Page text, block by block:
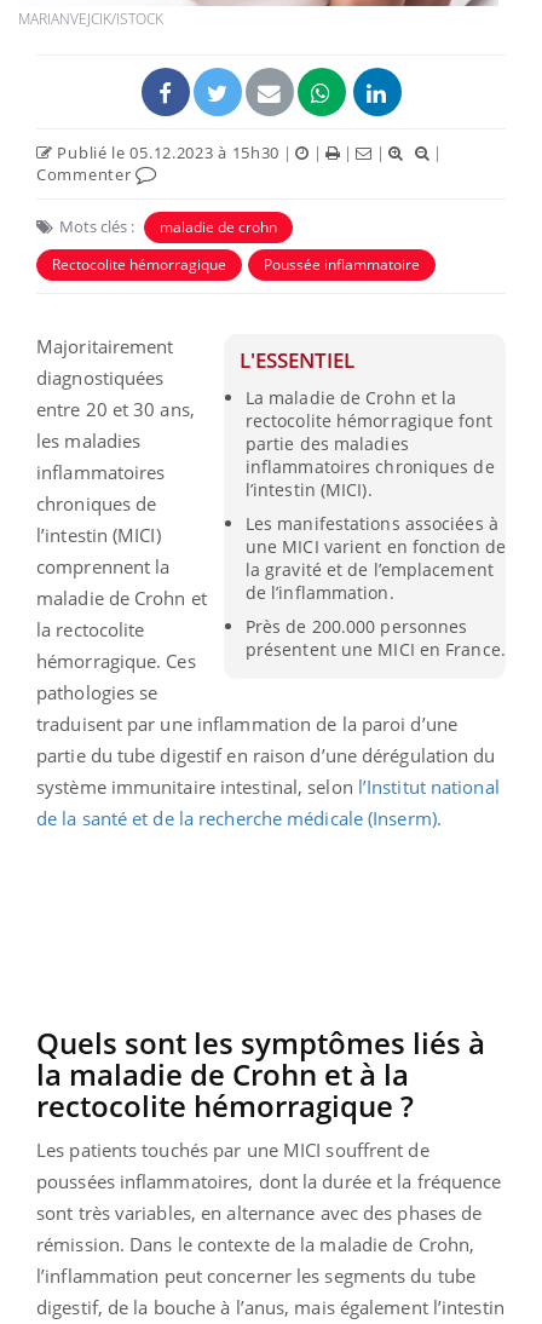
MARIANVEJCIK/ISTOCK
Publié le 05.12.2023 à 15h30 | | | |
|
Commenter
Mots clés :
maladie de crohn
Rectocolite hémorragique
Poussée inflammatoire
L'ESSENTIEL
La maladie de Crohn et la
rectocolite hémorragique font
partie des maladies
inflammatoires chroniques de
l’intestin (MICI).
Les manifestations associées à
une MICI varient en fonction de
la gravité et de l’emplacement
de l’inflammation.
Près de 200.000 personnes
présentent une MICI en France.
Majoritairement
diagnostiquées
entre 20 et 30 ans,
les maladies
inflammatoires
chroniques de
l’intestin (MICI)
comprennent la
maladie de Crohn et
la rectocolite
hémorragique. Ces
pathologies se
traduisent par une inflammation de la paroi d’une
partie du tube digestif en raison d’une dérégulation du
système immunitaire intestinal, selon l’Institut national
de la santé et de la recherche médicale (Inserm).
Quels sont les symptômes liés à
la maladie de Crohn et à la
rectocolite hémorragique ?
Les patients touchés par une MICI souffrent de
poussées inflammatoires, dont la durée et la fréquence
sont très variables, en alternance avec des phases de
rémission. Dans le contexte de la maladie de Crohn,
l’inflammation peut concerner les segments du tube
digestif, de la bouche à l’anus, mais également l’intestin